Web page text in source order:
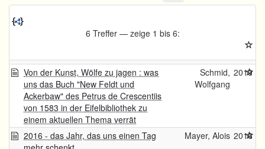
6 Treffer — zeige 1 bis 6:
Von der Kunst, Wölfe zu jagen : was
uns das Buch "New Feldt und
Ackerbaw" des Petrus de Crescentiis
von 1583 in der Eifelbibliothek zu
einem aktuellen Thema verrät
Schmid,
Wolfgang
2019
2016 - das Jahr, das uns einen Tag
Mayer, Alois 2016